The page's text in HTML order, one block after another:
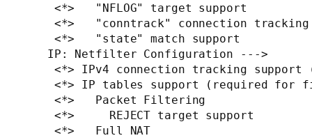
<*>   "NFLOG" target support
<*>   "conntrack" connection tracking
<*>   "state" match support
IP: Netfilter Configuration --->
<*> IPv4 connection tracking support
<*> IP tables support (required for
<*>   Packet Filtering
<*>     REJECT target support
<*>   Full NAT